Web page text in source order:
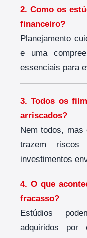
2. Como os
financeiro?
Planejamento
e uma
essenciais para
3. Todos os
arriscados?
Nem todos, mas
trazem riscos
investimentos
4. O que
fracasso?
Estúdios
adquiridos por